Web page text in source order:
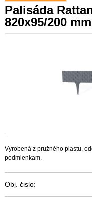
Palisáda
820x95/200
Vyrobená z pružného plastu,
podmienkam.
Obj. čislo: